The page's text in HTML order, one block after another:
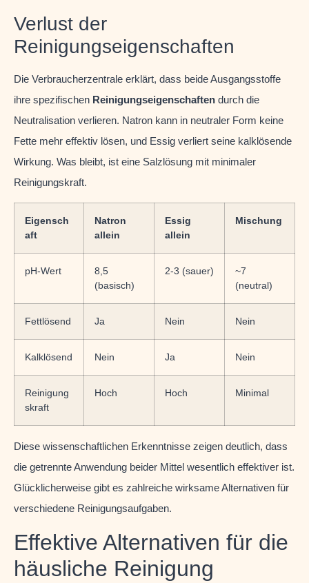
Verlust der
Reinigungseigenschaften
Die Verbraucherzentrale erklärt, dass beide Ausgangsstoffe
ihre spezifischen Reinigungseigenschaften durch die
Neutralisation verlieren. Natron kann in neutraler Form keine
Fette mehr effektiv lösen, und Essig verliert seine kalklösende
Wirkung. Was bleibt, ist eine Salzlösung mit minimaler
Reinigungskraft.
Eigensch
aft
Natron
allein
Essig
allein
Mischung
pH-Wert
8,5
(basisch)
2-3 (sauer)
~7
(neutral)
Fettlösend Ja Nein Nein
Kalklösend Nein Ja Nein
Reinigung
skraft
Hoch Hoch Minimal
Diese wissenschaftlichen Erkenntnisse zeigen deutlich, dass
die getrennte Anwendung beider Mittel wesentlich effektiver ist.
Glücklicherweise gibt es zahlreiche wirksame Alternativen für
verschiedene Reinigungsaufgaben.
Effektive Alternativen für die
häusliche Reinigung